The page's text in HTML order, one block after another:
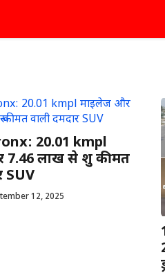
20.01 kmpl
लाख से शुरू कीमत
SUV
12, 2025